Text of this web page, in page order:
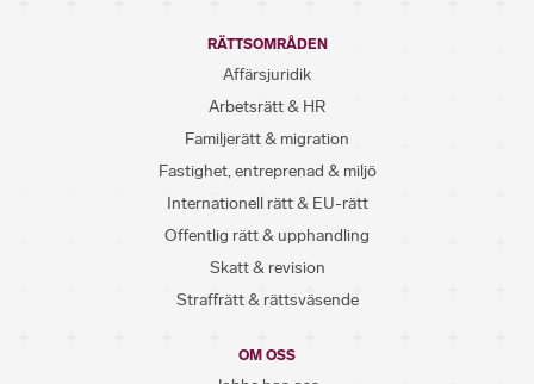
RÄTTSOMRÅDEN
Affärsjuridik
Arbetsrätt & HR
Familjerätt & migration
Fastighet, entreprenad & miljö
Internationell rätt & EU-rätt
Offentlig rätt & upphandling
Skatt & revision
Straffrätt & rättsväsende
OM OSS